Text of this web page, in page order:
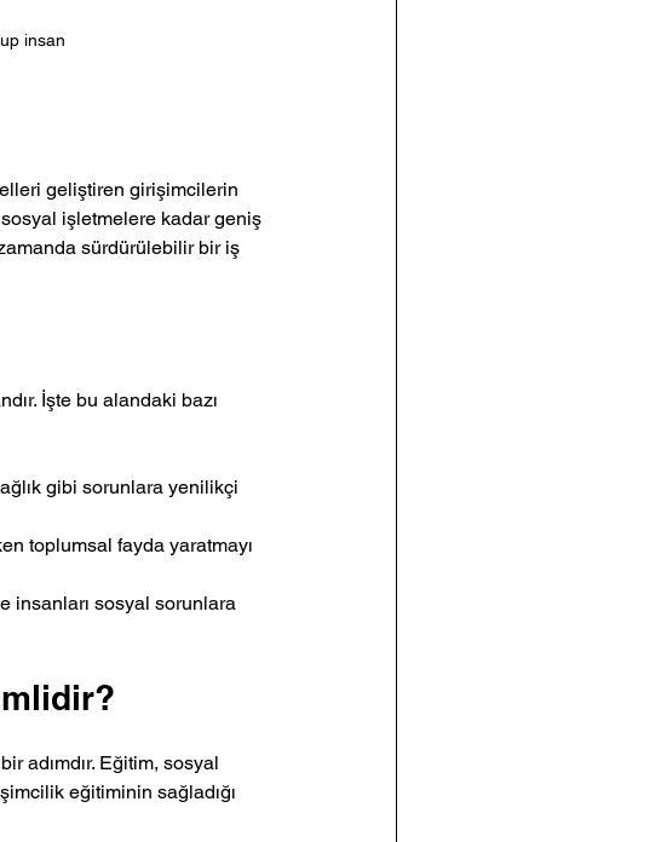
insan
geliştiren girişimcilerin
işletmelere kadar geniş
sürdürülebilir bir iş
İşte bu alandaki bazı
gibi sorunlara yenilikçi
toplumsal fayda yaratmayı
insanları sosyal sorunlara
adımdır. Eğitim, sosyal
eğitiminin sağladığı